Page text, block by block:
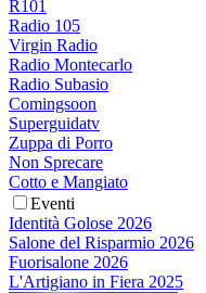
R101
Radio 105
Virgin Radio
Radio Montecarlo
Radio Subasio
Comingsoon
Superguidatv
Zuppa di Porro
Non Sprecare
Cotto e Mangiato
Eventi
Identità Golose 2026
Salone del Risparmio 2026
Fuorisalone 2026
L'Artigiano in Fiera 2025